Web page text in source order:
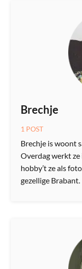
Brechje
1 POST
Brechje is woont
Overdag werkt
hobby’t ze als
gezellige Brabant.